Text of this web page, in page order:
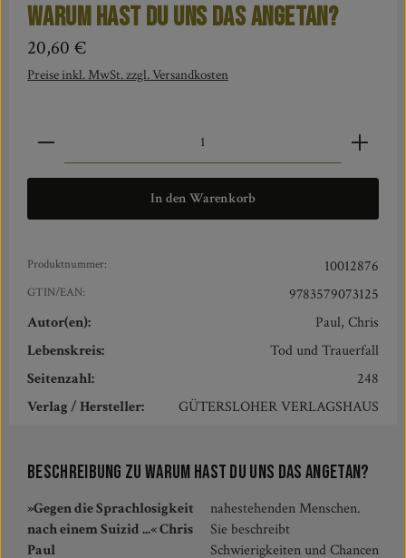
Warum hast du uns das angetan?
Regulärer Preis:
20,60 €
Preise inkl. MwSt. zzgl. Versandkosten
Produkt Anzahl: Gib den gewünschten Wert ein oder
In den Warenkorb
Produktnummer: 10012876
GTIN/EAN:
9783579073125
Autor(en):
Paul, Chris
Lebenskreis:
Tod und Trauerfall
Seitenzahl:
248
Verlag / Hersteller:
GÜTERSLOHER VERLAGSHAUS
Beschreibung zu Warum hast du uns das angetan?
»Gegen die Sprachlosigkeit
nach einem Suizid ...« Chris
Paul
nahestehenden Menschen.
Sie beschreibt
Schwierigkeiten und Chancen